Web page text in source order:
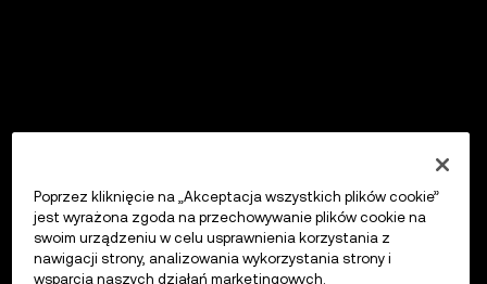
Poprzez kliknięcie na „Akceptacja wszystkich plików cookie”
jest wyrażona zgoda na przechowywanie plików cookie na
swoim urządzeniu w celu usprawnienia korzystania z
nawigacji strony, analizowania wykorzystania strony i
wsparcia naszych działań marketingowych.